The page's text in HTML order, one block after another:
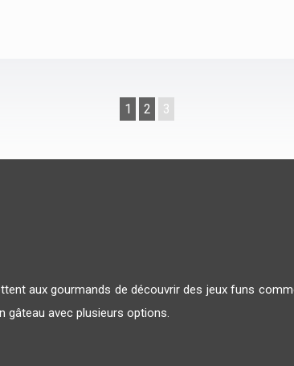
1 2 3
aux gourmands de découvrir des jeux funs
gâteau avec plusieurs options.